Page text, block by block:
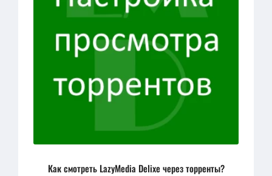
Как смотреть LazyMedia Delixe через торренты?